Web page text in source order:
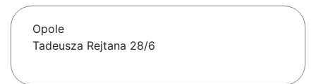
Opole
Tadeusza Rejtana 28/6